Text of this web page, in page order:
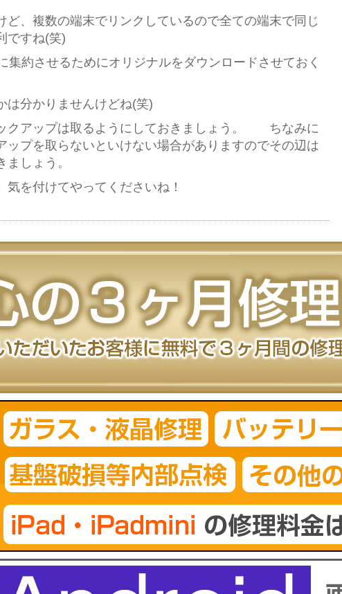
ど、複数の端末でリンクしているので全ての端末で同じ
ですね(笑)
集約させるためにオリジナルをダウンロードさせておく
は分かりませんけどね(笑)
クアップは取るようにしておきましょう。 ちなみに
ップを取らないといけない場合がありますのでその辺は
ましょう。
気を付けてやってくださいね！